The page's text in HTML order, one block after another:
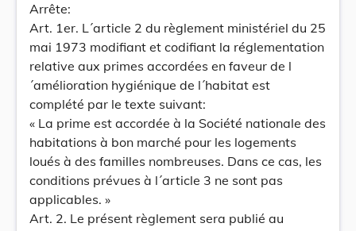
Arrête:
Art. 1er. L´article 2 du règlement ministériel du 25
mai 1973 modifiant et codifiant la réglementation
relative aux primes accordées en faveur de l
´amélioration hygiénique de l´habitat est
complété par le texte suivant:
« La prime est accordée à la Société nationale des
habitations à bon marché pour les logements
loués à des familles nombreuses. Dans ce cas, les
conditions prévues à l´article 3 ne sont pas
applicables. »
Art. 2. Le présent règlement sera publié au